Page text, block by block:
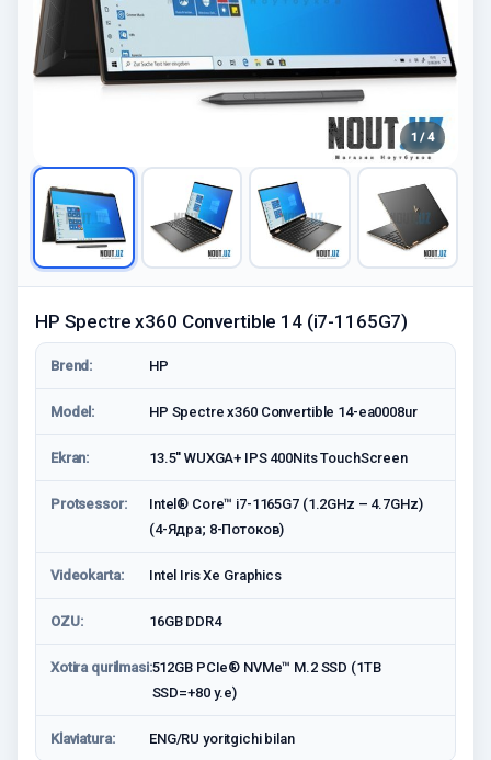
1 / 4
HP Spectre x360 Convertible 14 (i7-1165G7)
Brend: HP
Model: HP Spectre x360 Convertible 14-ea0008ur
Ekran: 13.5'' WUXGA+ IPS 400Nits TouchScreen
Protsessor:
Intel® Core™ i7-1165G7 (1.2GHz – 4.7GHz)
(4-Ядра; 8-Потоков)
Videokarta: Intel Iris Xe Graphics
OZU: 16GB DDR4
Xotira qurilmasi:512GB PCIe® NVMe™ M.2 SSD (1TB
SSD=+80 у.е)
Klaviatura: ENG/RU yoritgichi bilan